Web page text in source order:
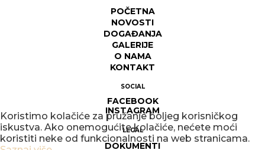
POČETNA
NOVOSTI
DOGAĐANJA
GALERIJE
O NAMA
KONTAKT
SOCIAL
FACEBOOK
INSTAGRAM
LEGAL
DOKUMENTI
Koristimo kolačiće za pružanje boljeg korisničkog
iskustva. Ako onemogućite kolačiće, nećete moći
koristiti neke od funkcionalnosti na web stranicama.